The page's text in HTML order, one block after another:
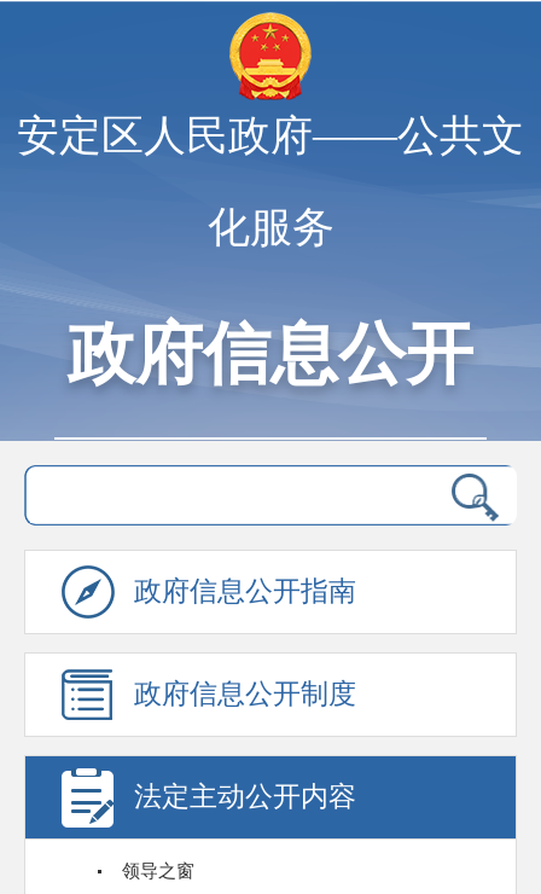
安定区人民政府——公共文
化服务
政府信息公开
政府信息公开指南
政府信息公开制度
法定主动公开内容
领导之窗